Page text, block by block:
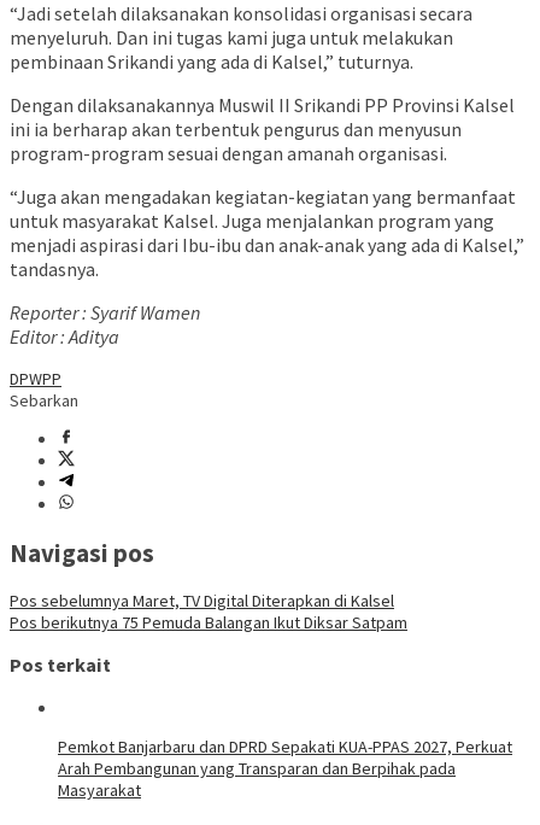
“Jadi setelah dilaksanakan konsolidasi organisasi secara
menyeluruh. Dan ini tugas kami juga untuk melakukan
pembinaan Srikandi yang ada di Kalsel,” tuturnya.
Dengan dilaksanakannya Muswil II Srikandi PP Provinsi Kalsel
ini ia berharap akan terbentuk pengurus dan menyusun
program-program sesuai dengan amanah organisasi.
“Juga akan mengadakan kegiatan-kegiatan yang bermanfaat
untuk masyarakat Kalsel. Juga menjalankan program yang
menjadi aspirasi dari Ibu-ibu dan anak-anak yang ada di Kalsel,”
tandasnya.
Reporter : Syarif Wamen
Editor : Aditya
DPWPP
Sebarkan
Navigasi pos
Pos sebelumnya Maret, TV Digital Diterapkan di Kalsel
Pos berikutnya 75 Pemuda Balangan Ikut Diksar Satpam
Pos terkait
Pemkot Banjarbaru dan DPRD Sepakati KUA-PPAS 2027, Perkuat
Arah Pembangunan yang Transparan dan Berpihak pada
Masyarakat